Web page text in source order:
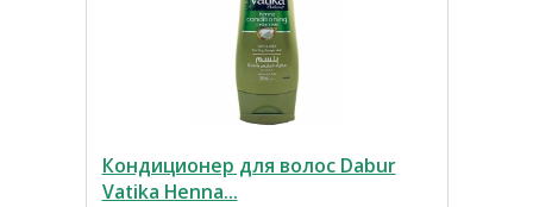
Кондиционер для волос Dabur
Vatika Henna...